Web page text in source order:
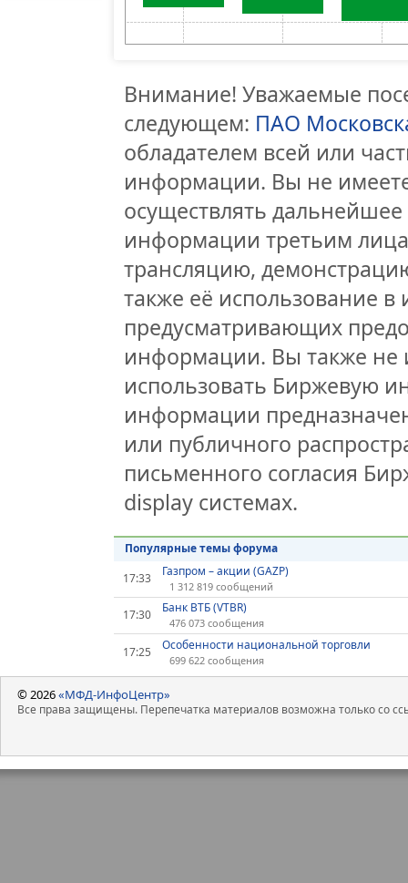
Внимание! Уважаемые
следующем: ПАО
обладателем всей или
информации. Вы не
осуществлять
информации третьим
трансляцию,
также её использование
предусматривающих
информации. Вы также не
использовать Биржевую
информации
или публичного
письменного согласия
display системах.
Популярные темы форума
17:33
Газпром – акции (GAZP)
1 312 819 сообщений
17:30 Банк ВТБ (VTBR)
476 073 сообщения
17:25 Особенности национальной торговли
699 622 сообщения
© 2026«МФД-ИнфоЦентр»
Все права защищены. Перепечатка материалов возможна только со